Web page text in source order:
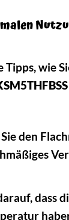
Tipps, wie
den
dass